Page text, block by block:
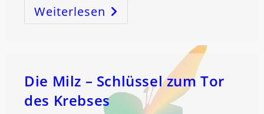
Weiterlesen JIN-
SHIN-
TAROT:
Die
Bilder
Der
SEELE!
Die Milz – Schlüssel zum Tor
des Krebses